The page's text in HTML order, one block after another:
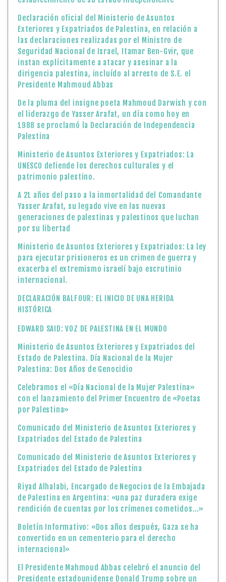
Declaración oficial del Ministerio de Asuntos
Exteriores y Expatriados de Palestina, en relación a
las declaraciones realizadas por el Ministro de
Seguridad Nacional de Israel, Itamar Ben-Gvir, que
instan explícitamente a atacar y asesinar a la
dirigencia palestina, incluído al arresto de S.E. el
Presidente Mahmoud Abbas
De la pluma del insigne poeta Mahmoud Darwish y con
el liderazgo de Yasser Arafat, un día como hoy en
1988 se proclamó la Declaración de Independencia
Palestina
Ministerio de Asuntos Exteriores y Expatriados: La
UNESCO defiende los derechos culturales y el
patrimonio palestino.
A 21 años del paso a la inmortalidad del Comandante
Yasser Arafat, su legado vive en las nuevas
generaciones de palestinas y palestinos que luchan
por su libertad
Ministerio de Asuntos Exteriores y Expatriados: La ley
para ejecutar prisioneros es un crimen de guerra y
exacerba el extremismo israelí bajo escrutinio
internacional.
DECLARACIÓN BALFOUR: EL INICIO DE UNA HERIDA
HISTÓRICA
EDWARD SAID: VOZ DE PALESTINA EN EL MUNDO
Ministerio de Asuntos Exteriores y Expatriados del
Estado de Palestina. Día Nacional de la Mujer
Palestina: Dos Años de Genocidio
Celebramos el «Día Nacional de la Mujer Palestina»
con el lanzamiento del Primer Encuentro de «Poetas
por Palestina»
Comunicado del Ministerio de Asuntos Exteriores y
Expatriados del Estado de Palestina
Comunicado del Ministerio de Asuntos Exteriores y
Expatriados del Estado de Palestina
Riyad Alhalabi, Encargado de Negocios de la Embajada
de Palestina en Argentina: «una paz duradera exige
rendición de cuentas por los crímenes cometidos…»
Boletín Informativo: «Dos años después, Gaza se ha
convertido en un cementerio para el derecho
internacional»
El Presidente Mahmoud Abbas celebró el anuncio del
Presidente estadounidense Donald Trump sobre un